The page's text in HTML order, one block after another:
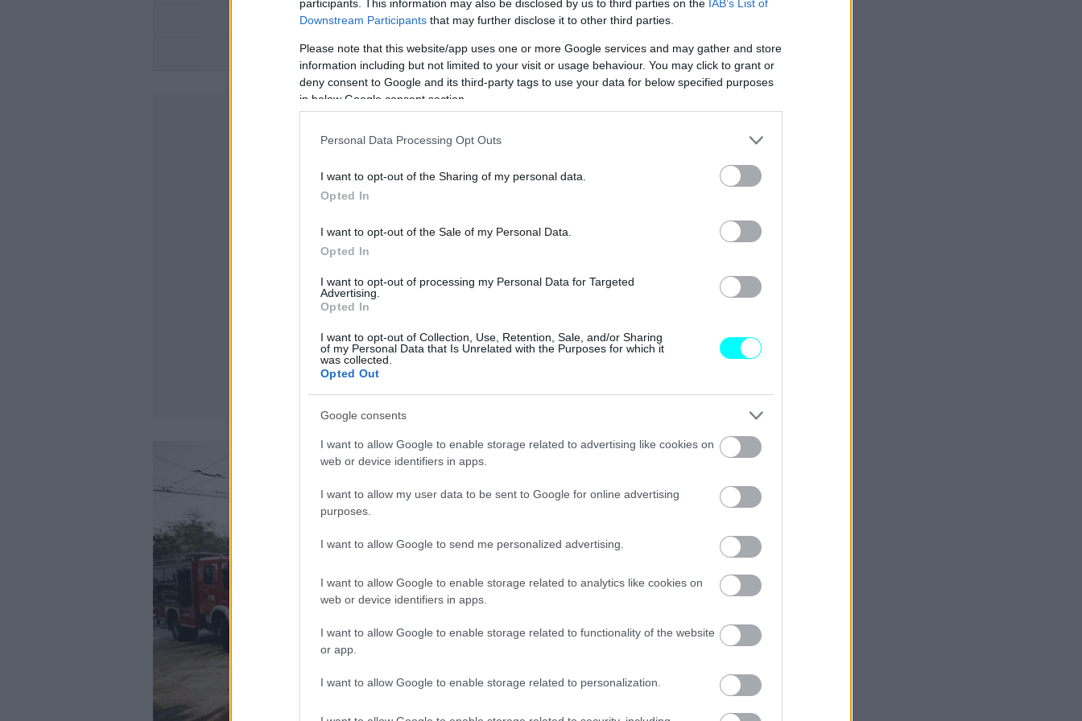
participants. This information may also be disclosed by us to third parties on the IAB’s List of
Downstream Participants that may further disclose it to other third parties.
Please note that this website/app uses one or more Google services and may gather and store
information including but not limited to your visit or usage behaviour. You may click to grant or
deny consent to Google and its third-party tags to use your data for below specified purposes
in below Google consent section.
Personal Data Processing Opt Outs
I want to opt-out of the Sharing of my personal data.
Opted In
I want to opt-out of the Sale of my Personal Data.
Opted In
I want to opt-out of processing my Personal Data for Targeted
Advertising.
Opted In
I want to opt-out of Collection, Use, Retention, Sale, and/or Sharing
of my Personal Data that Is Unrelated with the Purposes for which it
was collected.
Opted Out
Google consents
I want to allow Google to enable storage related to advertising like cookies on
web or device identifiers in apps.
I want to allow my user data to be sent to Google for online advertising
purposes.
I want to allow Google to send me personalized advertising.
I want to allow Google to enable storage related to analytics like cookies on
web or device identifiers in apps.
I want to allow Google to enable storage related to functionality of the website
or app.
I want to allow Google to enable storage related to personalization.
Η ΝΕΑ MERCEDES GLB
MG3 ΑΠΟ 16.450 ΕΥΡΩ